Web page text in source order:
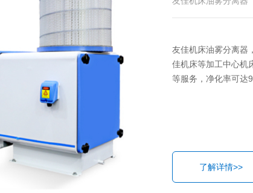
友佳机床油雾分离器
佳机床等加工中心机
等服务，净化率可达
了解详情>>